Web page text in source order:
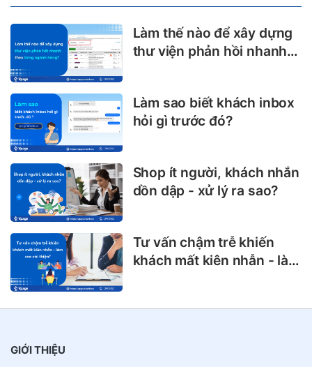
Làm thế nào để xây dựng
thư viện phản hồi nhanh
Làm sao biết khách inbox
hỏi gì trước đó?
Shop ít người, khách nhắn
dồn dập - xử lý ra sao?
Tư vấn chậm trễ khiến
khách mất kiên nhẫn - làm
GIỚI THIỆU